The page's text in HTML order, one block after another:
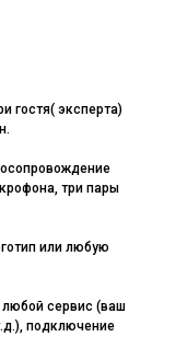
гостя( эксперта)
три пары
или любую
сервис (ваш
подключение